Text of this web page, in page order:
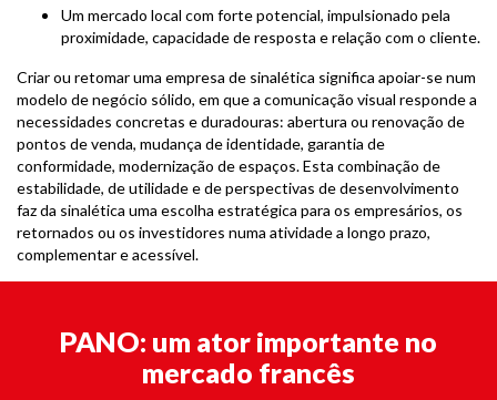
Um mercado local com forte potencial, impulsionado pela
proximidade, capacidade de resposta e relação com o cliente.
Criar ou retomar uma empresa de sinalética significa apoiar-se num
modelo de negócio sólido, em que a comunicação visual responde a
necessidades concretas e duradouras: abertura ou renovação de
pontos de venda, mudança de identidade, garantia de
conformidade, modernização de espaços. Esta combinação de
estabilidade, de utilidade e de perspectivas de desenvolvimento
faz da sinalética uma escolha estratégica para os empresários, os
retornados ou os investidores numa atividade a longo prazo,
complementar e acessível.
PANO: um ator importante no
mercado francês